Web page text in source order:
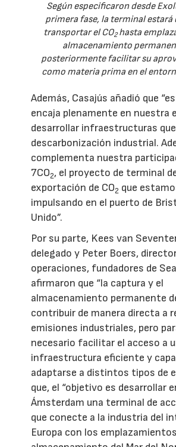
Según especificaron desde
primera fase, la terminal estará
transportar el CO2hasta
almacenamiento
posteriormente facilitar su
como materia prima en el
Además, Casajús añadió que
encaja plenamente en nuestra
desarrollar infraestructuras
descarbonización industrial.
complementa nuestra
7CO2, el proyecto de terminal
exportación de CO2 que
impulsando en el puerto de
Unido”.
Por su parte, Kees van
delegado y Peter Boers,
operaciones, fundadores de
afirmaron que “la captura y el
almacenamiento permanente
contribuir de manera directa a
emisiones industriales, pero
necesario facilitar el acceso a
infraestructura eficiente y
adaptarse a distintos tipos de
que, el “objetivo es desarrollar
Ámsterdam una terminal de
que conecte a la industria del
Europa con los